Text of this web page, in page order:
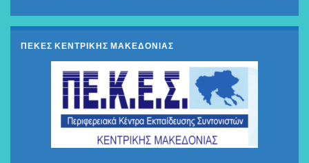
ΠΕΚΕΣ ΚΕΝΤΡΙΚΗΣ ΜΑΚΕΔΟΝΙΑΣ